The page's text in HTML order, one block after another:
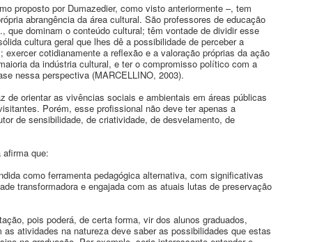
proposto por Dumazedier, como visto anteriormente –, tem
abrangência da área cultural. São professores de educação
dominam o conteúdo cultural; têm vontade de dividir esse
cultura geral que lhes dê a possibilidade de perceber a
cotidianamente a reflexão e a valoração próprias da ação
da indústria cultural, e ter o compromisso político com a
nessa perspectiva (MARCELLINO, 2003).
de orientar as vivências sociais e ambientais em áreas públicas
Porém, esse profissional não deve ter apenas a
de sensibilidade, de criatividade, de desvelamento, de
que:
como ferramenta pedagógica alternativa, com significativas
transformadora e engajada com as atuais lutas de preservação
pois poderá, de certa forma, vir dos alunos graduados,
atividades na natureza deve saber as possibilidades que estas